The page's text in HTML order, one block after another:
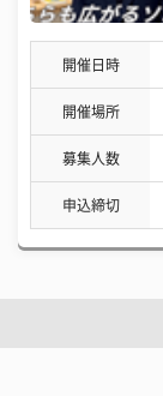
開催日時
開催場所
募集人数
申込締切